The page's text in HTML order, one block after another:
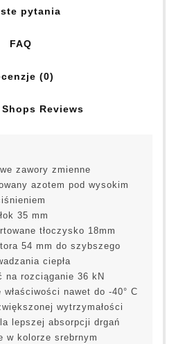
pytania
FAQ
(0)
Reviews
zawory zmienne
azotem pod wysokim
35 mm
tłoczysko 18mm
54 mm do szybszego
ciepła
na rozciąganie 36 kN
nawet do -40° C
wytrzymałości
lepszej absorpcji drgań
w kolorze srebrnym